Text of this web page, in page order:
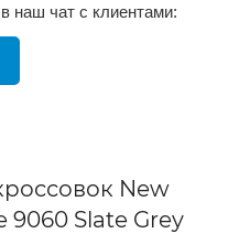
наш чат с клиентами:
New
9060 Slate Grey